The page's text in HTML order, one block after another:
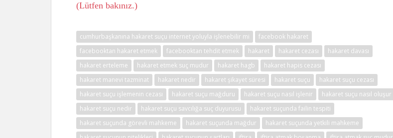
(Lütfen bakınız.)
cumhurbaşkanına hakaret suçu internet yoluyla işlenebilir mi
facebook hakaret
facebooktan hakaret etmek
facebooktan tehdit etmek hakaret hakaret cezası
hakaret davası
hakaret erteleme
hakaret etmek suç mudur hakaret hagb
hakaret hapis cezası
hakaret manevi tazminat
hakaret nedir hakaret şikayet süresi hakaret suçu
hakaret suçu cezası
hakaret suçu işlemenin cezası
hakaret suçu mağduru hakaret suçu nasıl işlenir
hakaret suçu nasıl oluşur
hakaret suçu nedir
hakaret suçu savcılığa suç duyurusu
hakaret suçunda failin tespiti
hakaret suçunda görevli mahkeme
hakaret suçunda mağdur
hakaret suçunda yetkili mahkeme